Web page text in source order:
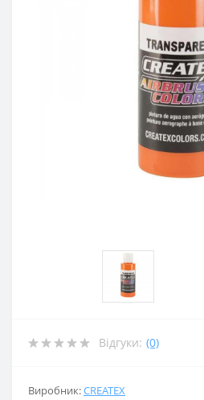
Відгуки: (0)
Виробник:CREATEX